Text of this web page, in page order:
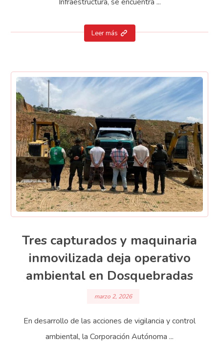
Leer más
Tres capturados y maquinaria
inmovilizada deja operativo
ambiental en Dosquebradas
marzo 2, 2026
En desarrollo de las acciones de vigilancia y control
ambiental, la Corporación Autónoma ...